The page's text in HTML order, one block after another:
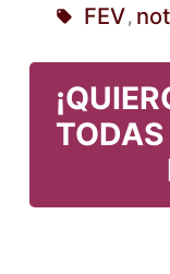
en
Etiquetas:
FEV,